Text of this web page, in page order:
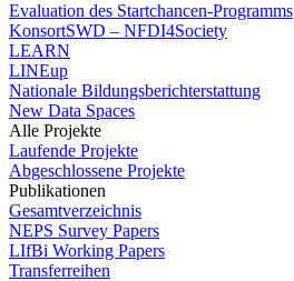
Evaluation des Startchancen-Programms
KonsortSWD – NFDI4Society
LEARN
LINEup
Nationale Bildungsberichterstattung
New Data Spaces
Alle Projekte
Laufende Projekte
Abgeschlossene Projekte
Publikationen
Gesamtverzeichnis
NEPS Survey Papers
LIfBi Working Papers
Transferreihen